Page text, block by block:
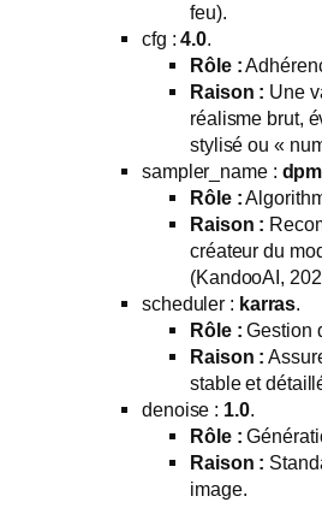
feu).
cfg :4.0.
Rôle :
Raison : Une
réalisme brut,
stylisé ou «
sampler_name :
Rôle :
Raison :
créateur du
(KandooAI,
scheduler : karras.
Rôle : Gestion
Raison :
stable et
denoise : 1.0.
Rôle :
Raison :
image.